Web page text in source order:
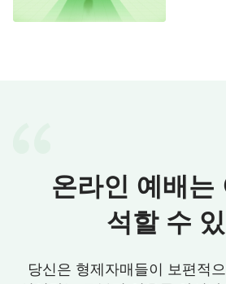
저는 우 형제님의 교제를 들으
님이 가장 좋아하는 사람이고,
의심할 필요가 없는 일이라고
야 내가 이렇게 오랫동안 헌신한
것임을 깨달았습니다.
온라인 예배는
석할 수
당신은 형제자매들이 보편적